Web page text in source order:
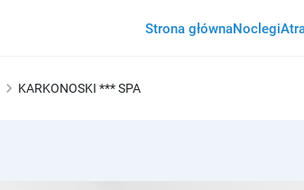
Strona głównaNoclegi
KARKONOSKI *** SPA